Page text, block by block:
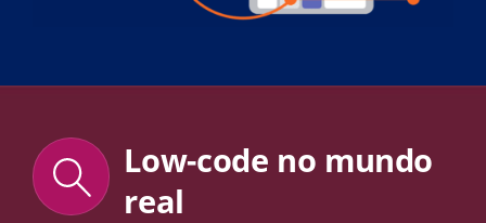
Low-code no mundo
real